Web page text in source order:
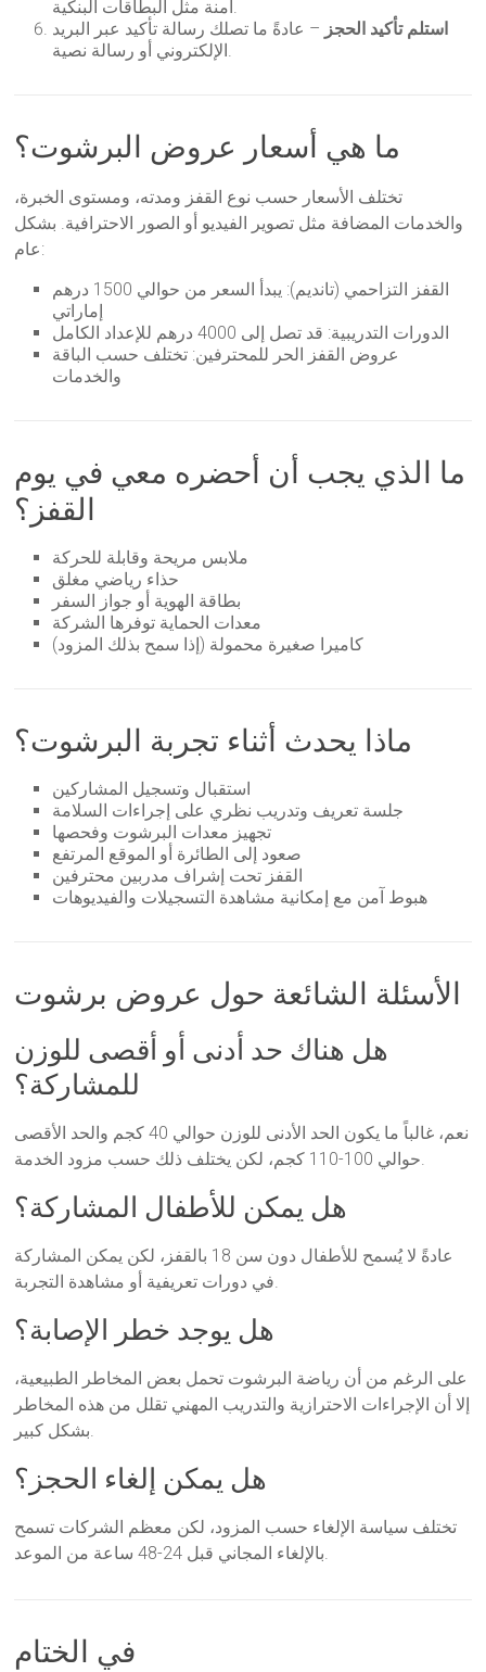
آمنة مثل البطاقات البنكية.
استلم تأكيد الحجز – عادةً ما تصلك رسالة تأكيد عبر البريد
الإلكتروني أو رسالة نصية.
ما هي أسعار عروض البرشوت؟
تختلف الأسعار حسب نوع القفز ومدته، ومستوى الخبرة،
والخدمات المضافة مثل تصوير الفيديو أو الصور الاحترافية. بشكل
عام:
القفز التزاحمي (تانديم): يبدأ السعر من حوالي 1500 درهم
إماراتي
الدورات التدريبية: قد تصل إلى 4000 درهم للإعداد الكامل
عروض القفز الحر للمحترفين: تختلف حسب الباقة
والخدمات
ما الذي يجب أن أحضره معي في يوم
القفز؟
ملابس مريحة وقابلة للحركة
حذاء رياضي مغلق
بطاقة الهوية أو جواز السفر
معدات الحماية توفرها الشركة
كاميرا صغيرة محمولة (إذا سمح بذلك المزود)
ماذا يحدث أثناء تجربة البرشوت؟
استقبال وتسجيل المشاركين
جلسة تعريف وتدريب نظري على إجراءات السلامة
تجهيز معدات البرشوت وفحصها
صعود إلى الطائرة أو الموقع المرتفع
القفز تحت إشراف مدربين محترفين
هبوط آمن مع إمكانية مشاهدة التسجيلات والفيديوهات
الأسئلة الشائعة حول عروض برشوت
هل هناك حد أدنى أو أقصى للوزن
للمشاركة؟
نعم، غالباً ما يكون الحد الأدنى للوزن حوالي 40 كجم والحد الأقصى
حوالي 100-110 كجم، لكن يختلف ذلك حسب مزود الخدمة.
هل يمكن للأطفال المشاركة؟
عادةً لا يُسمح للأطفال دون سن 18 بالقفز، لكن يمكن المشاركة
في دورات تعريفية أو مشاهدة التجربة.
هل يوجد خطر الإصابة؟
على الرغم من أن رياضة البرشوت تحمل بعض المخاطر الطبيعية،
إلا أن الإجراءات الاحترازية والتدريب المهني تقلل من هذه المخاطر
بشكل كبير.
هل يمكن إلغاء الحجز؟
تختلف سياسة الإلغاء حسب المزود، لكن معظم الشركات تسمح
بالإلغاء المجاني قبل 24-48 ساعة من الموعد.
في الختام